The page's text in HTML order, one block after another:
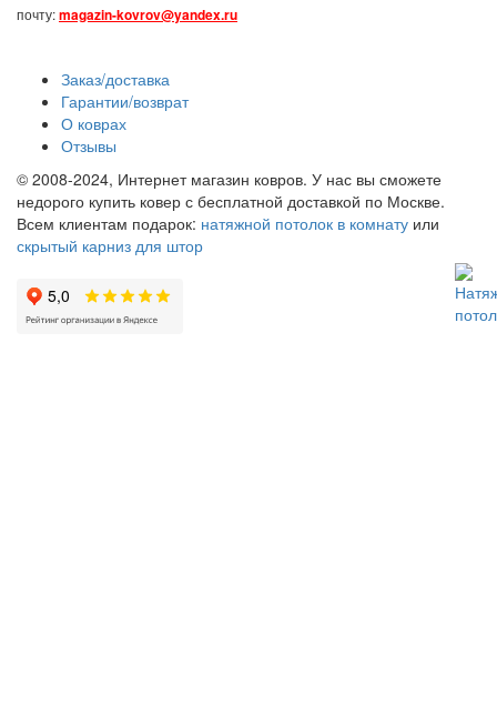
почту:magazin-kovrov@yandex.ru
Заказ/доставка
Гарантии/возврат
О коврах
Отзывы
© 2008-2024, Интернет магазин ковров. У нас вы сможете
недорого купить ковер с бесплатной доставкой по Москве.
Всем клиентам подарок: натяжной потолок в комнату или
скрытый карниз для штор